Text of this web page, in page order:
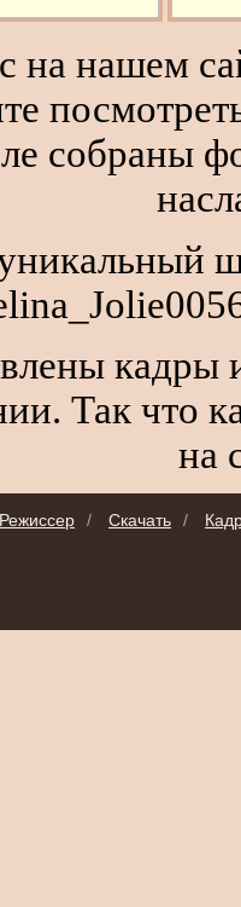
на нашем
собраны
кадры
Так что
на
Режиссер / Скачать /